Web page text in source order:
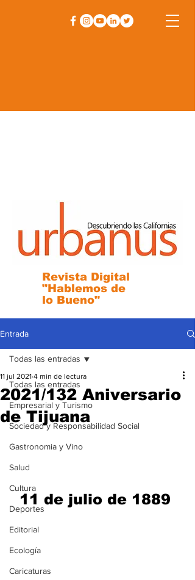
Revista Digital
"Hablemos de
lo Bueno"
Entrada
Todas las entradas
Empresarial y Turismo
Sociedad y Responsabilidad Social
Gastronomia y Vino
Salud
Cultura
Deportes
Editorial
Ecología
Caricaturas
Todas las entradas
2021/132 Aniversario
de Tijuana
11 jul 2021 4 min de lectura
11 de julio de 1889